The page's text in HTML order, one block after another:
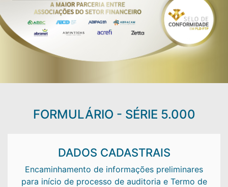
FORMULÁRIO - SÉRIE 5.000
DADOS CADASTRAIS
Encaminhamento de informações preliminares
para início de processo de auditoria e Termo de